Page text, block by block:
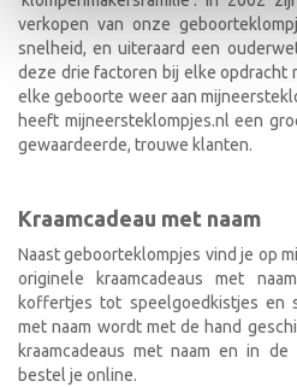
verkopen van onze
snelheid, en uiteraard een
deze drie factoren bij elke opdracht
elke geboorte weer aan
heeft mijneersteklompjes.nl een
gewaardeerde, trouwe klanten.
Kraamcadeau met naam
Naast geboorteklompjes vind je op
originele kraamcadeaus met
koffertjes tot speelgoedkistjes en
met naam wordt met de hand
kraamcadeaus met naam en in
bestel je online.